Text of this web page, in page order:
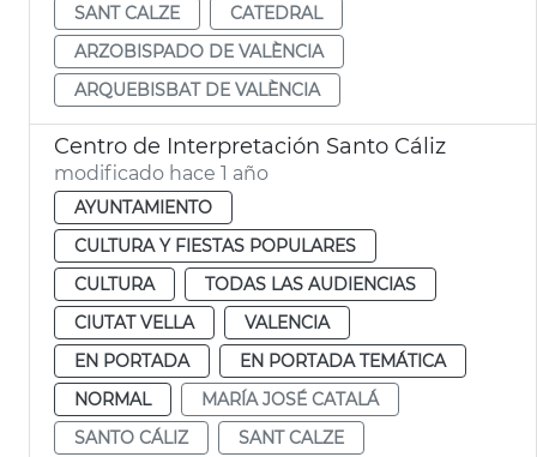
SANT CALZE
CATEDRAL
ARZOBISPADO DE VALÈNCIA
ARQUEBISBAT DE VALÈNCIA
Centro de Interpretación Santo Cáliz
modificado hace 1 año
AYUNTAMIENTO
CULTURA Y FIESTAS POPULARES
CULTURA
TODAS LAS AUDIENCIAS
CIUTAT VELLA
VALENCIA
EN PORTADA
EN PORTADA TEMÁTICA
NORMAL
MARÍA JOSÉ CATALÁ
SANTO CÁLIZ
SANT CALZE